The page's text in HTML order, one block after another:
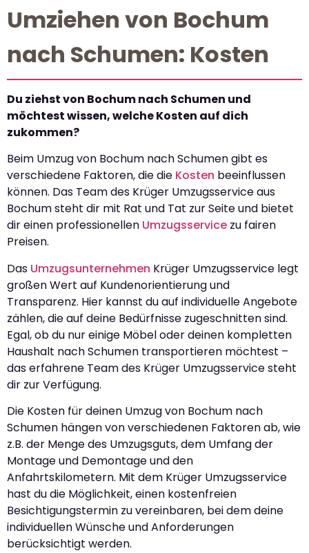
Umziehen von Bochum
nach Schumen: Kosten
Du ziehst von Bochum nach Schumen und
möchtest wissen, welche Kosten auf dich
zukommen?
Beim Umzug von Bochum nach Schumen gibt es
verschiedene Faktoren, die die Kosten beeinflussen
können. Das Team des Krüger Umzugsservice aus
Bochum steht dir mit Rat und Tat zur Seite und bietet
dir einen professionellen Umzugsservice zu fairen
Preisen.
Das Umzugsunternehmen Krüger Umzugsservice legt
großen Wert auf Kundenorientierung und
Transparenz. Hier kannst du auf individuelle Angebote
zählen, die auf deine Bedürfnisse zugeschnitten sind.
Egal, ob du nur einige Möbel oder deinen kompletten
Haushalt nach Schumen transportieren möchtest –
das erfahrene Team des Krüger Umzugsservice steht
dir zur Verfügung.
Die Kosten für deinen Umzug von Bochum nach
Schumen hängen von verschiedenen Faktoren ab, wie
z.B. der Menge des Umzugsguts, dem Umfang der
Montage und Demontage und den
Anfahrtskilometern. Mit dem Krüger Umzugsservice
hast du die Möglichkeit, einen kostenfreien
Besichtigungstermin zu vereinbaren, bei dem deine
individuellen Wünsche und Anforderungen
berücksichtigt werden.